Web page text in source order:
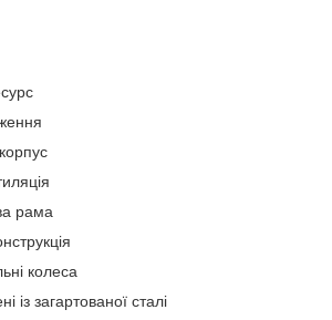
рама
колеса
із загартованої сталі